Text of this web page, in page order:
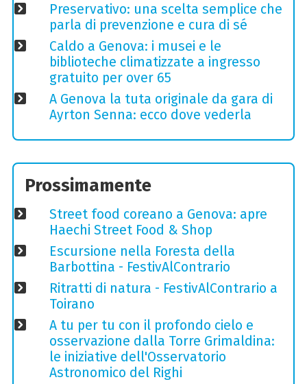
Preservativo: una scelta semplice che
parla di prevenzione e cura di sé
Caldo a Genova: i musei e le
biblioteche climatizzate a ingresso
gratuito per over 65
A Genova la tuta originale da gara di
Ayrton Senna: ecco dove vederla
Prossimamente
Street food coreano a Genova: apre
Haechi Street Food & Shop
Escursione nella Foresta della
Barbottina - FestivAlContrario
Ritratti di natura - FestivAlContrario a
Toirano
A tu per tu con il profondo cielo e
osservazione dalla Torre Grimaldina:
le iniziative dell'Osservatorio
Astronomico del Righi